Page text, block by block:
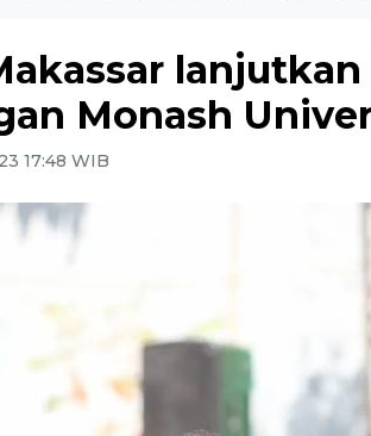
lanjutkan
Monash
17:48 WIB